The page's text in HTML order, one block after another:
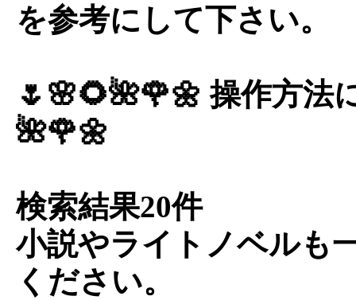
を参考にして下さい。
🌷🌸🌻🌺🌹🌼 操作方法
🌺🌹🌼
検索結果20件
小説やライトノベルも
ください。